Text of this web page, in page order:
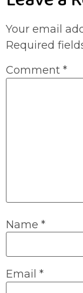
Your email
Required
Comment *
Name *
Email *